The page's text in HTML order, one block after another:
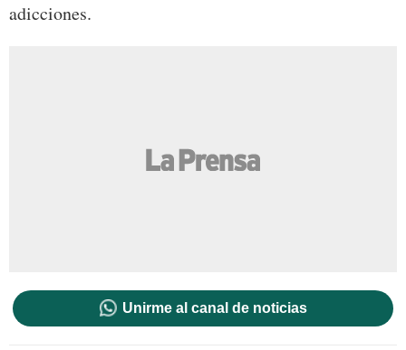
adicciones.
Unirme al canal de noticias